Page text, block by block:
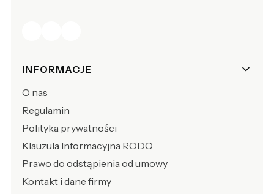
Linki w stopce
INFORMACJE
O nas
Regulamin
Polityka prywatności
Klauzula Informacyjna RODO
Prawo do odstąpienia od umowy
Kontakt i dane firmy